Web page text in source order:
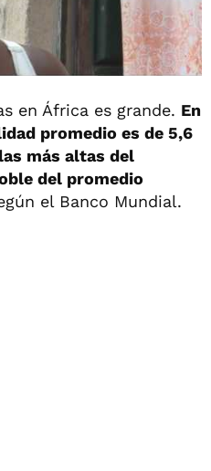
en África es grande. En
promedio es de 5,6
más altas del
del promedio
el Banco Mundial.